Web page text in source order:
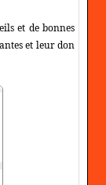
et de bonnes
et leur don